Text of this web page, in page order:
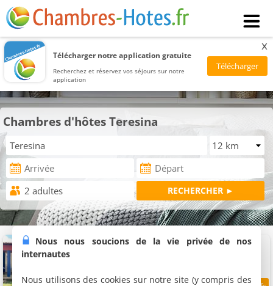
Télécharger notre application gratuite
Recherchez et réservez vos séjours sur notre
application
x
Chambres d'hôtes Teresina
Sossego e Tranquilidade
Nous nous soucions de la vie privée de nos
internautes
Nous utilisons des cookies sur notre site (y compris des